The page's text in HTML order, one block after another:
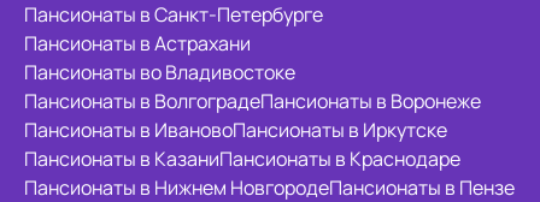
Пансионаты в Санкт-Петербурге
Пансионаты в Астрахани
Пансионаты во Владивостоке
Пансионаты в ВолгоградеПансионаты в Воронеже
Пансионаты в ИвановоПансионаты в Иркутске
Пансионаты в КазаниПансионаты в Краснодаре
Пансионаты в Нижнем НовгородеПансионаты в Пензе